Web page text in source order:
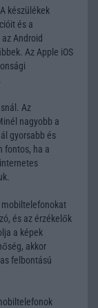
készülékek
és a
Android
Az Apple iOS
Az
nagyobb a
gyorsabb és
fontos, ha a
mobiltelefonokat
és az érzékelők
a képek
akkor
felbontású